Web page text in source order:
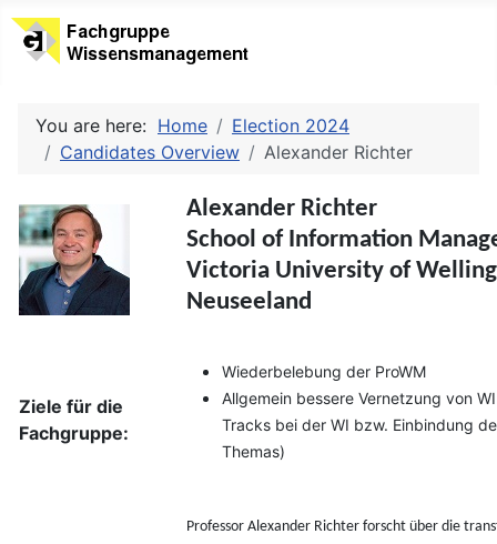
You are here: Home
Election 2024
Candidates Overview
Alexander Richter
Alexander Richter
School of Information
Victoria University of
Neuseeland
Ziele für die
Fachgruppe:
Wiederbelebung der ProWM
Allgemein bessere Vernetzung von
Tracks bei der WI bzw. Einbindung
Themas)
Professor Alexander Richter forscht über die